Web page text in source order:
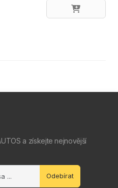
a získejte nejnovější
Odebírat